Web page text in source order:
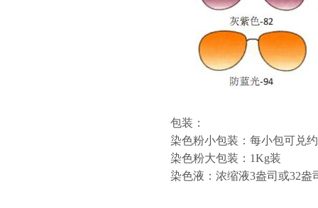
包装：
染色粉小包装：每小包可兑
染色粉大包装：1Kg装
染色液：浓缩液3盎司或32盎